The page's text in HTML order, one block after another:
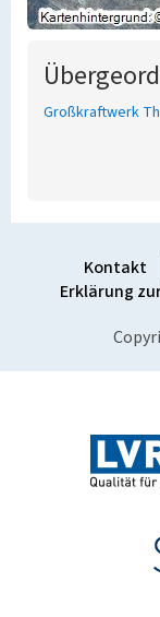
Großkraftwerk
Kontakt
Erklärung